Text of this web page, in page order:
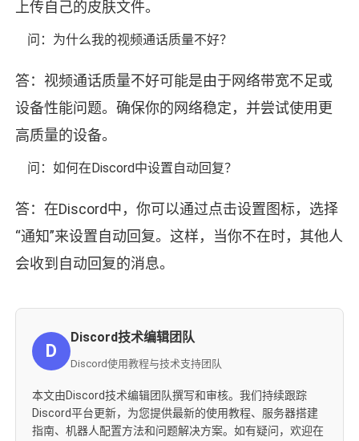
上传自己的皮肤文件。
问：为什么我的视频通话质量不好？
答：视频通话质量不好可能是由于网络带宽不足或
设备性能问题。确保你的网络稳定，并尝试使用更
高质量的设备。
问：如何在Discord中设置自动回复？
答：在Discord中，你可以通过点击设置图标，选择
“通知”来设置自动回复。这样，当你不在时，其他人
会收到自动回复的消息。
D
Discord技术编辑团队
Discord使用教程与技术支持团队
本文由Discord技术编辑团队撰写和审核。我们持续跟踪
Discord平台更新，为您提供最新的使用教程、服务器搭建
指南、机器人配置方法和问题解决方案。如有疑问，欢迎在